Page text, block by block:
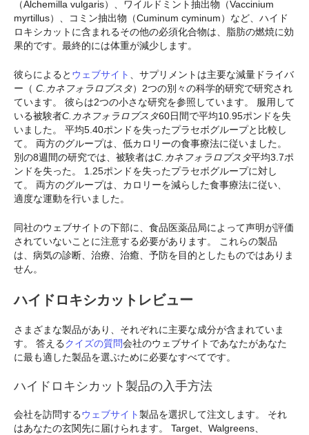
（Alchemilla vulgaris）、ワイルドミント抽出物（Vaccinium
myrtillus）、コミン抽出物（Cuminum cyminum）など、ハイド
ロキシカットに含まれるその他の必須化合物は、脂肪の燃焼に効
果的です。最終的には体重が減少します。
彼らによると ウェブサイト
、サプリメントは主要な減量ドライバ
ー（ C.カネフォラロブスタ）2つの別々の科学的研究で研究され
ています。 彼らは2つの小さな研究を参照しています。 服用して
いる被験者C.カネフォラロブスタ60日間で平均10.95ポンドを失
いました。 平均5.40ポンドを失ったプラセボグループと比較し
て。 両方のグループは、低カロリーの食事療法に従いました。
別の8週間の研究では、被験者はC.カネフォラロブスタ平均3.7ポ
ンドを失った。 1.25ポンドを失ったプラセボグループに対し
て。 両方のグループは、カロリーを減らした食事療法に従い、
適度な運動を行いました。
同社のウェブサイトの下部に、食品医薬品局によって声明が評価
されていないことに注意する必要があります。 これらの製品
は、病気の診断、治療、治癒、予防を目的としたものではありま
せん。
ハイドロキシカットレビュー
さまざまな製品があり、それぞれに主要な成分が含まれていま
す。 答えるクイズの質問会社のウェブサイトであなたがあなた
に最も適した製品を選ぶために必要なすべてです。
ハイドロキシカット製品の入手方法
会社を訪問するウェブサイト製品を選択して注文します。 それ
はあなたの玄関先に届けられます。 Target、Walgreens、